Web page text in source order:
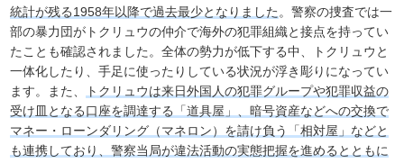
統計が残る1958年以降で過去最少となりました 。警察の捜査では一
部の暴力団がトクリュウの仲介で海外の犯罪組織と接点を持ってい
たことも確認されました。全体の勢力が低下する中、トクリュウと
一体化したり、手足に使ったりしている状況が浮き彫りになってい
ます。また、
トクリュウは来日外国人の犯罪グループや犯罪収益の
受け皿となる口座を調達する「道具屋」、暗号資産などへの交換で
マネー・ローンダリング（マネロン）を請け負う「相対屋」などと
も連携しており、警察当局が違法活動の実態把握を進めるとともに